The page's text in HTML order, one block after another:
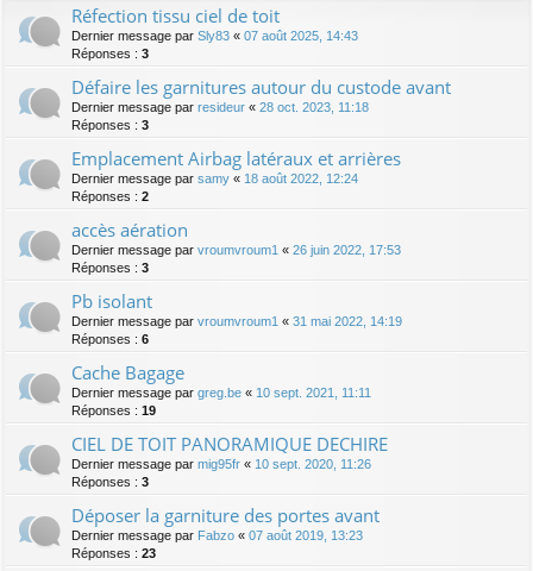
Réfection tissu ciel de toit
Dernier message par Sly83 « 07 août 2025, 14:43
Réponses : 3
Défaire les garnitures autour du custode avant
Dernier message par resideur « 28 oct. 2023, 11:18
Réponses : 3
Emplacement Airbag latéraux et arrières
Dernier message par samy « 18 août 2022, 12:24
Réponses : 2
accès aération
Dernier message par vroumvroum1 « 26 juin 2022, 17:53
Réponses : 3
Pb isolant
Dernier message par vroumvroum1 « 31 mai 2022, 14:19
Réponses : 6
Cache Bagage
Dernier message par greg.be « 10 sept. 2021, 11:11
Réponses : 19
CIEL DE TOIT PANORAMIQUE DECHIRE
Dernier message par mig95fr « 10 sept. 2020, 11:26
Réponses : 3
Déposer la garniture des portes avant
Dernier message par Fabzo « 07 août 2019, 13:23
Réponses : 23